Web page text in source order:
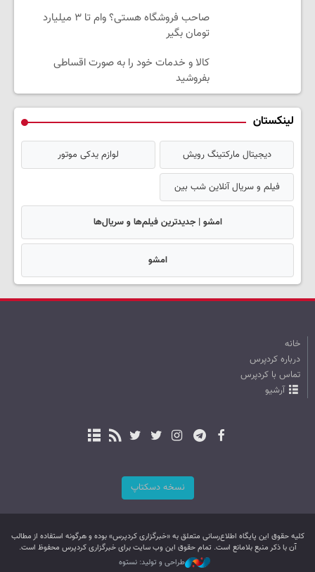
صاحب فروشگاه هستی؟ وام تا ۳ میلیارد
تومان بگیر
کالا و خدمات خود را به صورت اقساطی
بفروشید
لینکستان
دیجیتال مارکتینگ رویش لوازم یدکی موتور
فیلم و سریال آنلاین شب بین
امشو | جدیدترین فیلم‌ها و سریال‌ها
امشو
خانه
درباره کردپرس
تماس با کردپرس
آرشیو
نسخه دسکتاپ
کليه حقوق اين پایگاه اطلاع‌رسانی متعلق به «خبرگزاری کردپرس» بوده و هرگونه استفاده از مطالب
آن با ذکر منبع بلامانع است. تمام حقوق این وب سایت برای خبرگزاری کردپرس محفوظ است.
طراحی و تولید: نستوه